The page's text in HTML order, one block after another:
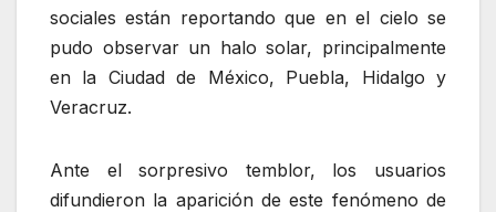
sociales están reportando que en el cielo se
pudo observar un halo solar, principalmente
en la Ciudad de México, Puebla, Hidalgo y
Veracruz.
Ante el sorpresivo temblor, los usuarios
difundieron la aparición de este fenómeno de